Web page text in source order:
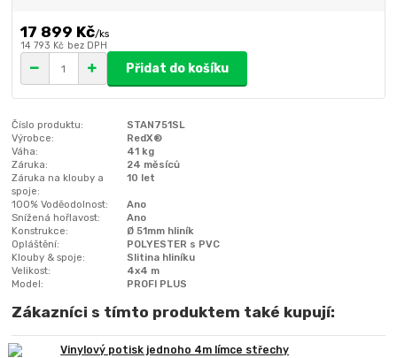
17 899 Kč/ks
14 793 Kč bez DPH
Přidat do košíku
Číslo produktu:
STAN751SL
Výrobce:
RedX®
Váha:
41 kg
Záruka:
24 měsíců
Záruka na klouby a
spoje:
10 let
100% Voděodolnost:
Ano
Snížená hořlavost:
Ano
Konstrukce:
Ø 51mm hliník
Opláštění:
POLYESTER s PVC
Klouby & spoje:
Slitina hliníku
Velikost:
4x4 m
Model:
PROFI PLUS
Zákazníci s tímto produktem také kupují:
Vinylový potisk jednoho 4m límce střechy